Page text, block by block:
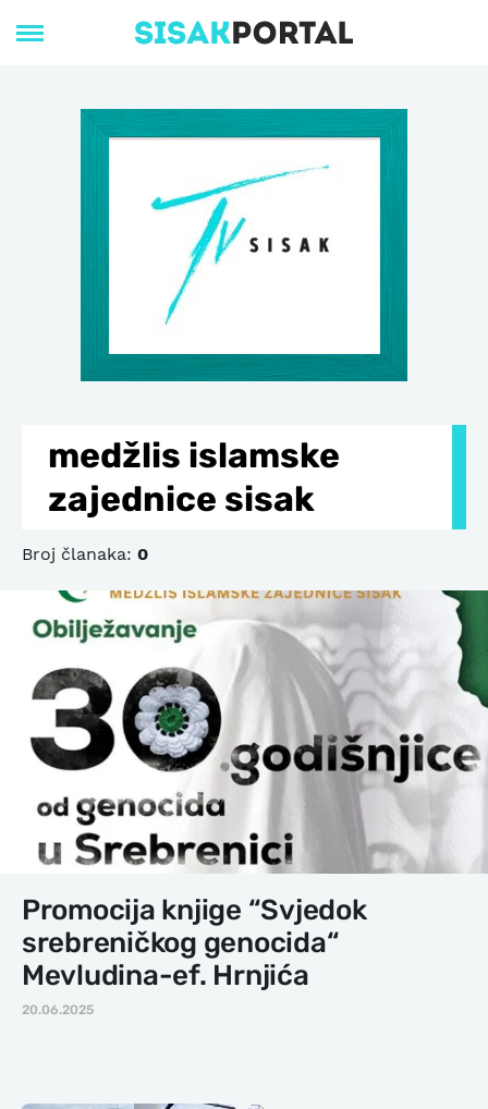
medžlis islamske
zajednice sisak
Broj članaka: 0
Promocija knjige “Svjedok
srebreničkog genocida“
Mevludina-ef. Hrnjića
20.06.2025